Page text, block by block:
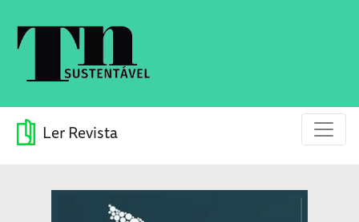
Ler Revista